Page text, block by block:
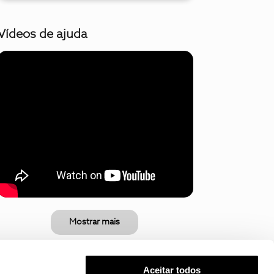
Aceitar todos
de ajuda
Mostrar mais